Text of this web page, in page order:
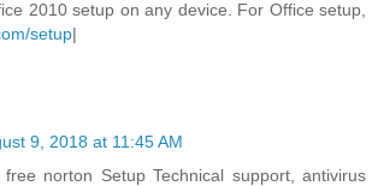
2010 setup on any device. For Office setup,
setup|
9, 2018 at 11:45 AM
norton Setup Technical support, antivirus